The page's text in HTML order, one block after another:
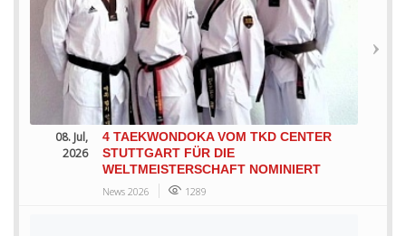
08. Jul,
2026
4 TAEKWONDOKA VOM TKD CENTER
STUTTGART FÜR DIE
WELTMEISTERSCHAFT NOMINIERT
News 2026 1289